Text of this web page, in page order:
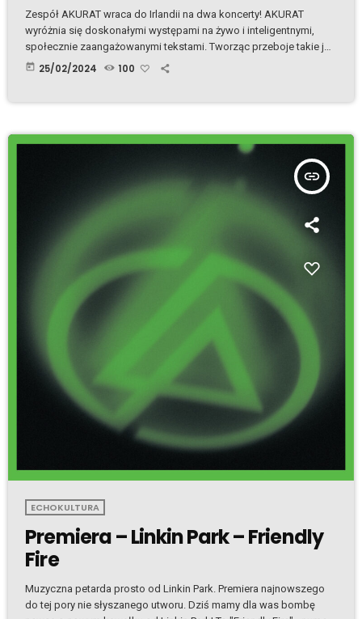
Zespół AKURAT wraca do Irlandii na dwa koncerty! AKURAT
wyróżnia się doskonałymi występami na żywo i inteligentnymi,
społecznie zaangażowanymi tekstami. Tworząc przeboje takie jak
"Do prostego człowieka" czy "Wiej-ska", stali się muzyczną siłą,
today 25/02/2024 100
insert_link
ECHOKULTURA
Premiera – Linkin Park – Friendly
Fire
Muzyczna petarda prosto od Linkin Park. Premiera najnowszego
do tej pory nie słyszanego utworu. Dziś mamy dla was bombę